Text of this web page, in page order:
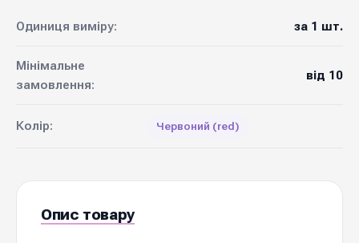
Одиниця виміру: за 1 шт.
Мінімальне
замовлення:
від 10
Колір: Червоний (red)
Опис товару